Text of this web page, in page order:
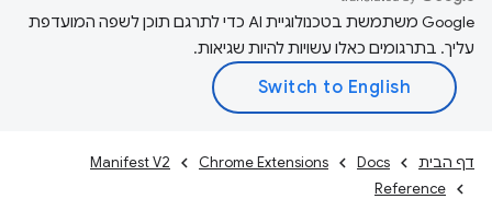
‫Google משתמשת בטכנולוגיית AI כדי לתרגם תוכן לשפה המועדפת
עליך. בתרגומים כאלו עשויות להיות שגיאות.
דף הבית Docs
Chrome Extensions
Manifest V2
Reference